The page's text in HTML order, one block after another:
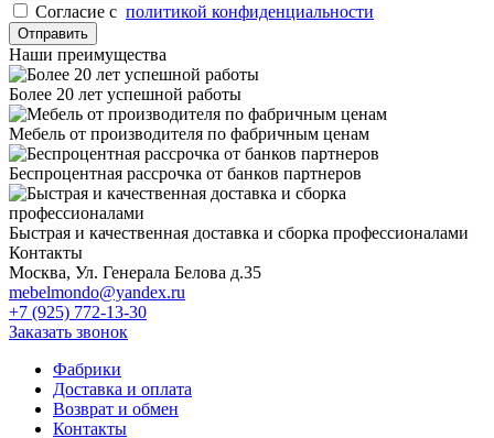
Cогласие с политикой конфиденциальности
Отправить
Наши преимущества
Более 20 лет успешной работы
Мебель от производителя по фабричным ценам
Беспроцентная рассрочка от банков партнеров
Быстрая и качественная доставка и сборка профессионалами
Контакты
Москва, Ул. Генерала Белова д.35
mebelmondo@yandex.ru
+7 (925) 772-13-30
Заказать звонок
Фабрики
Доставка и оплата
Возврат и обмен
Контакты